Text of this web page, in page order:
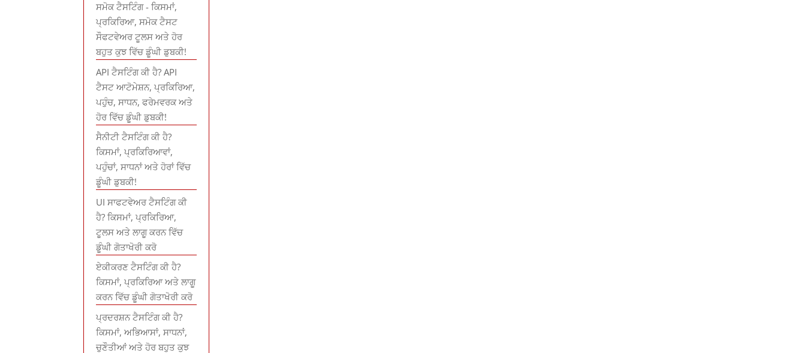
ਸਮੋਕ ਟੈਸਟਿੰਗ - ਕਿਸਮਾਂ,
ਪ੍ਰਕਿਰਿਆ, ਸਮੋਕ ਟੈਸਟ
ਸੌਫਟਵੇਅਰ ਟੂਲਸ ਅਤੇ ਹੋਰ
ਬਹੁਤ ਕੁਝ ਵਿੱਚ ਡੂੰਘੀ ਡੁਬਕੀ!
API ਟੈਸਟਿੰਗ ਕੀ ਹੈ? API
ਟੈਸਟ ਆਟੋਮੇਸ਼ਨ, ਪ੍ਰਕਿਰਿਆ,
ਪਹੁੰਚ, ਸਾਧਨ, ਫਰੇਮਵਰਕ ਅਤੇ
ਹੋਰ ਵਿੱਚ ਡੂੰਘੀ ਡੁਬਕੀ!
ਸੈਨੀਟੀ ਟੈਸਟਿੰਗ ਕੀ ਹੈ?
ਕਿਸਮਾਂ, ਪ੍ਰਕਿਰਿਆਵਾਂ,
ਪਹੁੰਚਾਂ, ਸਾਧਨਾਂ ਅਤੇ ਹੋਰਾਂ ਵਿੱਚ
ਡੂੰਘੀ ਡੁਬਕੀ!
UI ਸਾਫਟਵੇਅਰ ਟੈਸਟਿੰਗ ਕੀ
ਹੈ? ਕਿਸਮਾਂ, ਪ੍ਰਕਿਰਿਆ,
ਟੂਲਸ ਅਤੇ ਲਾਗੂ ਕਰਨ ਵਿੱਚ
ਡੂੰਘੀ ਗੋਤਾਖੋਰੀ ਕਰੋ
ਏਕੀਕਰਣ ਟੈਸਟਿੰਗ ਕੀ ਹੈ?
ਕਿਸਮਾਂ, ਪ੍ਰਕਿਰਿਆ ਅਤੇ ਲਾਗੂ
ਕਰਨ ਵਿੱਚ ਡੂੰਘੀ ਗੋਤਾਖੋਰੀ ਕਰੋ
ਪ੍ਰਦਰਸ਼ਨ ਟੈਸਟਿੰਗ ਕੀ ਹੈ?
ਕਿਸਮਾਂ, ਅਭਿਆਸਾਂ, ਸਾਧਨਾਂ,
ਚੁਣੌਤੀਆਂ ਅਤੇ ਹੋਰ ਬਹੁਤ ਕੁਝ